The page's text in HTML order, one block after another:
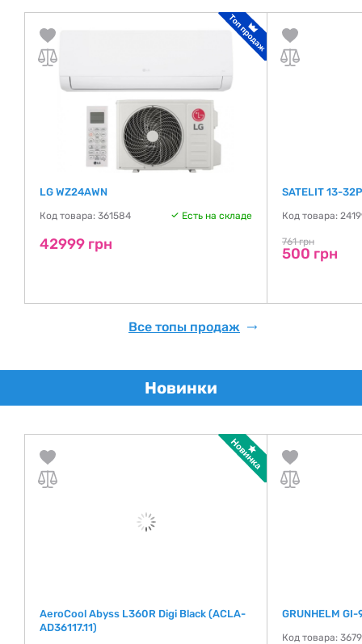
LG WZ24AWN
Код товара: 361584 Есть на складе
42999 грн
SATELIT 13-
Код товара:
761 грн
500 грн
Все топы продаж
Новинки
AeroCool Abyss L360R Digi Black (ACLA-
AD36117.11)
GRUNHELM
Код товара: